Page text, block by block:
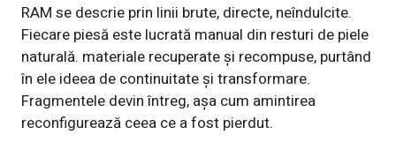
RAM se descrie prin linii brute, directe, neîndulcite.
Fiecare piesă este lucrată manual din resturi de piele
naturală. materiale recuperate și recompuse, purtând
în ele ideea de continuitate și transformare.
Fragmentele devin întreg, aşa cum amintirea
reconfigurează ceea ce a fost pierdut.